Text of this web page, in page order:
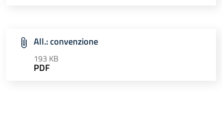
All.: convenzione
193 KB
PDF